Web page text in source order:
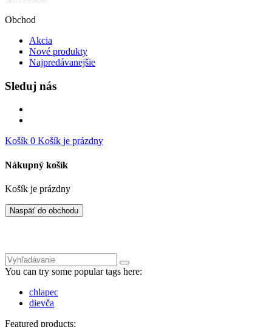
Obchod
Akcia
Nové produkty
Najpredávanejšie
Sleduj nás
Košík 0 Košík je prázdny
Nákupný košík
Košík je prázdny
Naspäť do obchodu
You can try some popular tags here:
chlapec
dievča
Featured products: